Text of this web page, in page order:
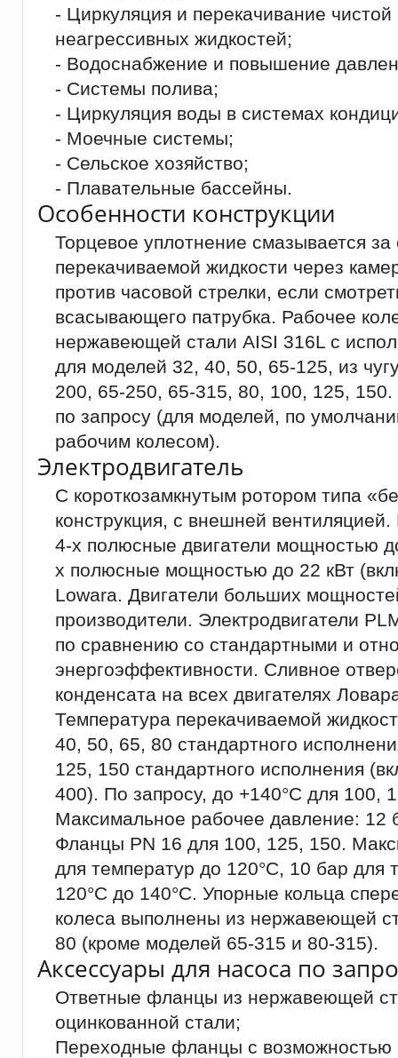
- Циркуляция и перекачивание
неагрессивных жидкостей;
- Водоснабжение и повышение
- Системы полива;
- Циркуляция воды в системах
- Моечные системы;
- Сельское хозяйство;
- Плавательные бассейны.
Особенности конструкции
Торцевое уплотнение смазывается за
перекачиваемой жидкости через
против часовой стрелки, если
всасывающего патрубка. Рабочее
нержавеющей стали AISI 316L с
для моделей 32, 40, 50, 65-125, из
200, 65-250, 65-315, 80, 100, 125,
по запросу (для моделей, по
рабочим колесом).
Электродвигатель
С короткозамкнутым ротором типа
конструкция, с внешней
4-х полюсные двигатели мощностью
х полюсные мощностью до 22 кВт
Lowara. Двигатели больших
производители. Электродвигатели
по сравнению со стандартными и
энергоэффективности. Сливное
конденсата на всех двигателях
Температура перекачиваемой
40, 50, 65, 80 стандартного
125, 150 стандартного исполнения
400). По запросу, до +140°C для 100,
Максимальное рабочее давление: 12
Фланцы PN 16 для 100, 125, 150.
для температур до 120°C, 10 бар для
120°C до 140°C. Упорные кольца
колеса выполнены из нержавеющей
80 (кроме моделей 65-315 и 80-315).
Аксессуары для насоса по
Ответные фланцы из нержавеющей
оцинкованной стали;
Переходные фланцы с возможностью